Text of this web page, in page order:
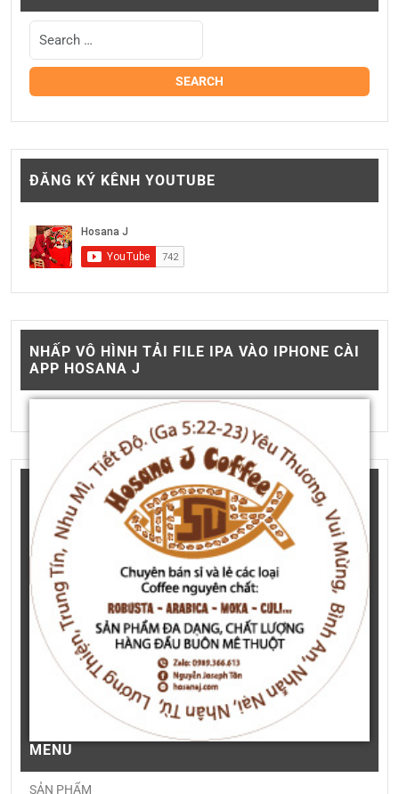
ĐĂNG KÝ KÊNH YOUTUBE
NHẤP VÔ HÌNH TẢI FILE IPA VÀO IPHONE CÀI
APP HOSANA J
MENU
SẢN PHẨM